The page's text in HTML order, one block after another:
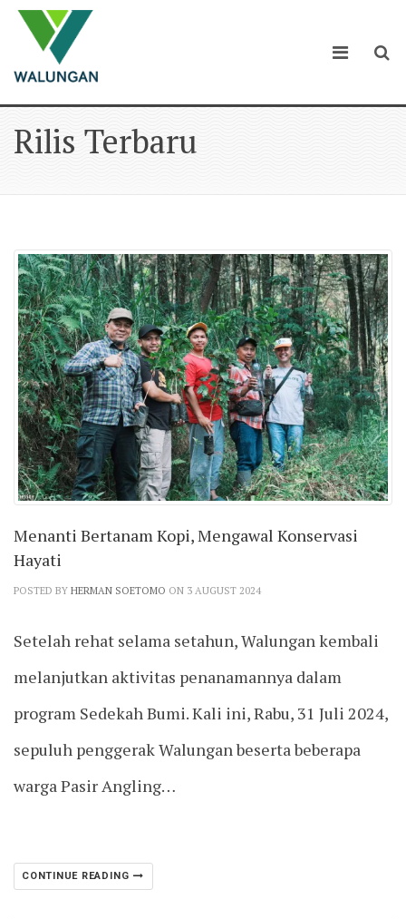
Rilis Terbaru
Menanti Bertanam Kopi, Mengawal Konservasi
Hayati
POSTED BY HERMAN SOETOMO ON 3 AUGUST 2024
Setelah rehat selama setahun, Walungan kembali
melanjutkan aktivitas penanamannya dalam
program Sedekah Bumi. Kali ini, Rabu, 31 Juli 2024,
sepuluh penggerak Walungan beserta beberapa
warga Pasir Angling…
CONTINUE READING